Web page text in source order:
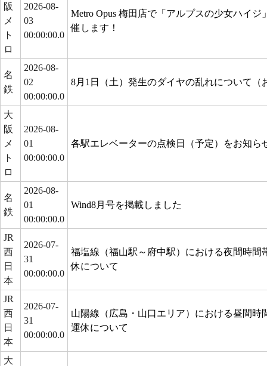
阪
メ
ト
ロ
2026-08-
03
00:00:00.0
Metro Opus 梅田店で「アルプスの少女ハイ
催します！
名
鉄
2026-08-
02
00:00:00.0
8月1日（土）発生のダイヤの乱れについて（
大
阪
メ
ト
ロ
2026-08-
01
00:00:00.0
各駅エレベーターの点検日（予定）をお知ら
名
鉄
2026-08-
01
00:00:00.0
Wind8月号を掲載しました
JR
西
日
本
2026-07-
31
00:00:00.0
福塩線（福山駅～府中駅）における夜間時間
休について
JR
西
日
本
2026-07-
31
00:00:00.0
山陽線（広島・山口エリア）における昼間時
運休について
大